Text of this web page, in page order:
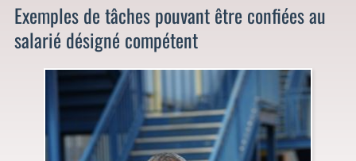
Exemples de tâches pouvant être confiées au
salarié désigné compétent